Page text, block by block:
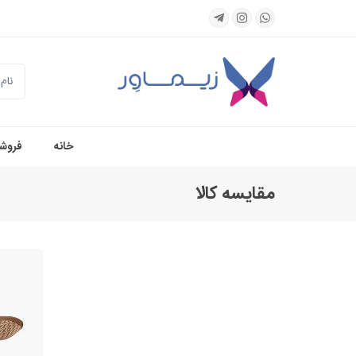
خانه
مقایسه کالا